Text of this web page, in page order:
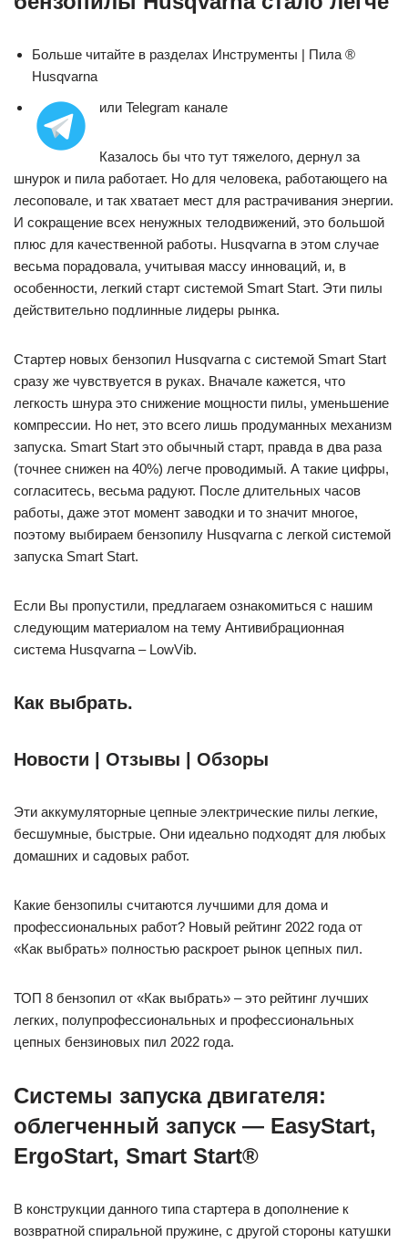
Больше читайте в разделах Инструменты | Пила ®
Husqvarna
или Telegram канале
Казалось бы что тут тяжелого, дернул за
шнурок и пила работает. Но для человека, работающего на
лесоповале, и так хватает мест для растрачивания энергии.
И сокращение всех ненужных телодвижений, это большой
плюс для качественной работы. Husqvarna в этом случае
весьма порадовала, учитывая массу инноваций, и, в
особенности, легкий старт системой Smart Start. Эти пилы
действительно подлинные лидеры рынка.
Стартер новых бензопил Husqvarna с системой Smart Start
сразу же чувствуется в руках. Вначале кажется, что
легкость шнура это снижение мощности пилы, уменьшение
компрессии. Но нет, это всего лишь продуманных механизм
запуска. Smart Start это обычный старт, правда в два раза
(точнее снижен на 40%) легче проводимый. А такие цифры,
согласитесь, весьма радуют. После длительных часов
работы, даже этот момент заводки и то значит многое,
поэтому выбираем бензопилу Husqvarna с легкой системой
запуска Smart Start.
Если Вы пропустили, предлагаем ознакомиться с нашим
следующим материалом на тему Антивибрационная
система Husqvarna – LowVib.
Как выбрать.
Новости | Отзывы | Обзоры
Эти аккумуляторные цепные электрические пилы легкие,
бесшумные, быстрые. Они идеально подходят для любых
домашних и садовых работ.
Какие бензопилы считаются лучшими для дома и
профессиональных работ? Новый рейтинг 2022 года от
«Как выбрать» полностью раскроет рынок цепных пил.
ТОП 8 бензопил от «Как выбрать» – это рейтинг лучших
легких, полупрофессиональных и профессиональных
цепных бензиновых пил 2022 года.
Системы запуска двигателя:
облегченный запуск — EasyStart,
ErgoStart, Smart Start®
В конструкции данного типа стартера в дополнение к
возвратной спиральной пружине, с другой стороны катушки